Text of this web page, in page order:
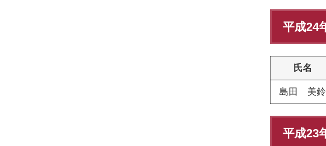
平成24
氏名
島田 美鈴
平成23